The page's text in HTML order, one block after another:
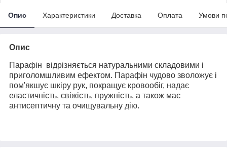
Опис Характеристики Доставка Оплата Умови
Опис
Парафін відрізняється натуральними складовими і
приголомшливим ефектом. Парафін чудово зволожує і
пом'якшує шкіру рук, покращує кровообіг, надає
еластичність, свіжість, пружність, а також має
антисептичну та очищувальну дію.